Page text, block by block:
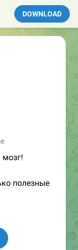
DOWNLOAD
мозг!
полезные